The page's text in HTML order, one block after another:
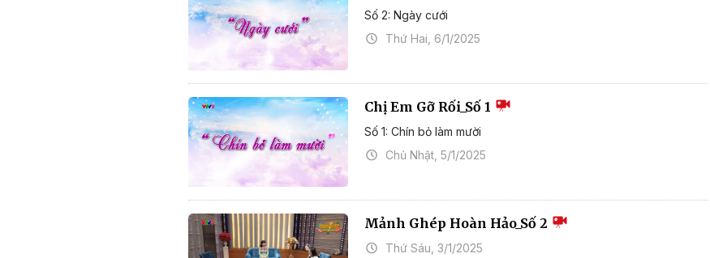
Số 2: Ngày cưới
Thứ Hai, 6/1/2025
Chị Em Gỡ Rối_Số 1
Số 1: Chín bỏ làm mười
Chủ Nhật, 5/1/2025
Mảnh Ghép Hoàn Hảo_Số 2
Thứ Sáu, 3/1/2025